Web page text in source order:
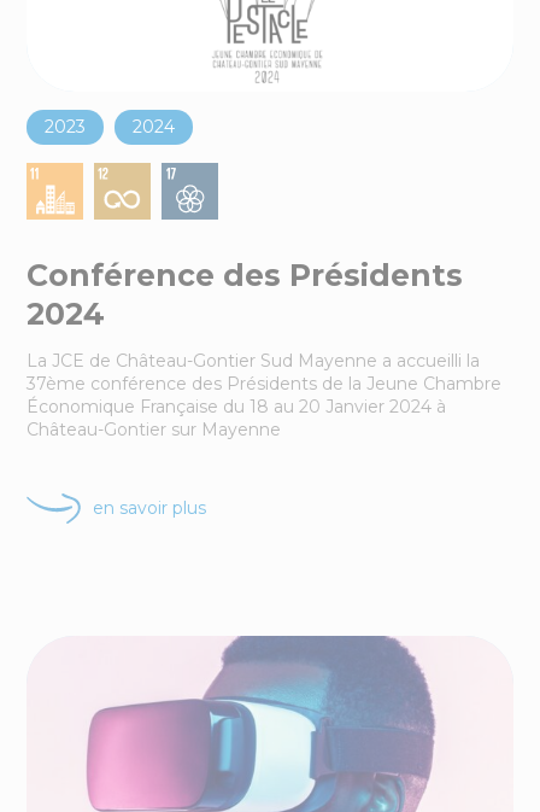
actions
en ce moment
dans le sud-Mayenne
2023 2024
Conférence des Présidents
2024
La JCE de Château-Gontier Sud Mayenne a accueilli la
37ème conférence des Présidents de la Jeune Chambre
Économique Française du 18 au 20 Janvier 2024 à
Château-Gontier sur Mayenne
en savoir plus